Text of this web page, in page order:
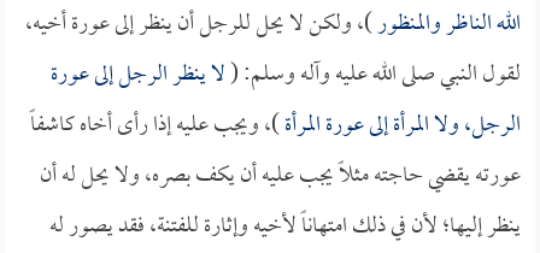
الله الناظر والمنظور)، ولكن لا يحل للرجل أن ينظر إلى عورة أخيه،
لقول النبي صلى الله عليه وآله وسلم: (لا ينظر الرجل إلى عورة
الرجل، ولا المرأة إلى عورة المرأة)، ويجب عليه إذا رأى أخاه كاشفاً
عورته يقضي حاجته مثلاً يجب عليه أن يكف بصره، ولا يحل له أن
ينظر إليها؛ لأن في ذلك امتهاناً لأخيه وإثارة للفتنة، فقد يصور له